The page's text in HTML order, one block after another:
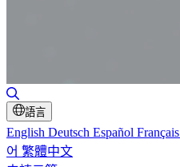
切換搜尋
語言
English Deutsch Español Français
어 繁體中文